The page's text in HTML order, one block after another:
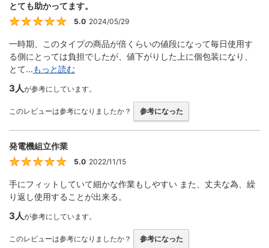
とても助かってます。
5
5.0 2024/05/29
一時期、このタイプの商品が倍くらいの値段になって毎日使用す
る側にとっては負担でしたが、値下がりした上に個包装になり、
とて...もっと読む
3人が参考にしています。
このレビューは参考になりましたか？ 参考になった
発電機組立作業
5.0 2022/11/15
手にフィットしていて細かな作業もしやすい また、丈夫な為、繰
り返し使用することが出来る。
3人が参考にしています。
このレビューは参考になりましたか？ 参考になった